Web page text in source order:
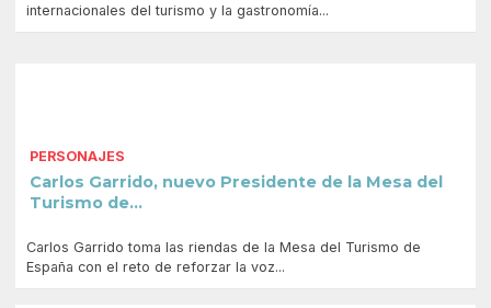
internacionales del turismo y la gastronomía...
PERSONAJES
Carlos Garrido, nuevo Presidente de la Mesa del
Turismo de...
Carlos Garrido toma las riendas de la Mesa del Turismo de
España con el reto de reforzar la voz...